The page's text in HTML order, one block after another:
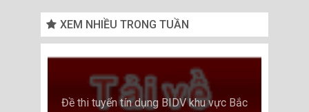
XEM NHIỀU TRONG TUẦN
Đề thi tuyển tín dụng BIDV khu vực Bắc